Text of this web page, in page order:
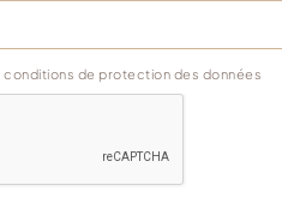
conditions de protection des données